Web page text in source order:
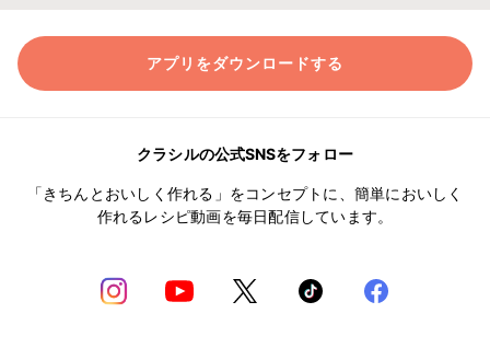
アプリをダウンロードする
クラシルの公式SNSをフォロー
「きちんとおいしく作れる」をコンセプトに、簡単においしく
作れるレシピ動画を毎日配信しています。